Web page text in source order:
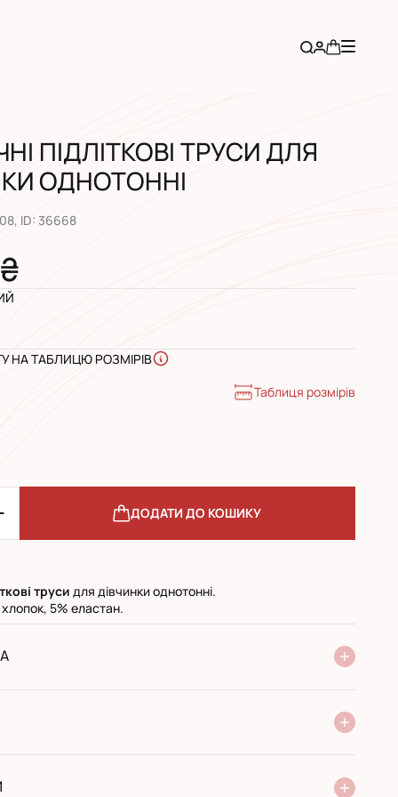
ПІДЛІТКОВІ ТРУСИ ДЛЯ
ОДНОТОННІ
, ID: 36668
НА ТАБЛИЦЮ РОЗМІРІВ
Таблиця розмірів
ДОДАТИ ДО КОШИКУ
труси для дівчинки однотонні.
5% еластан.
переказ